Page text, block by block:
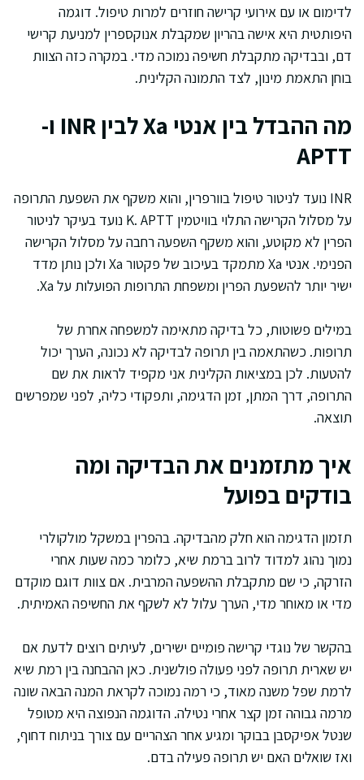
לדימום או עם אירועי קרישה חוזרים למרות טיפול. דוגמה
היפותטית היא אישה בהריון שמקבלת אנוקספרין למניעת קרישי
דם, ובבדיקה מתקבלת חשיפה נמוכה מדי. במקרה כזה הצוות
בוחן התאמת מינון, לצד התמונה הקלינית.
מה ההבדל בין אנטי Xa לבין INR ו-
APTT
INR נועד לניטור טיפול בוורפרין, והוא משקף את השפעת התרופה
על מסלול הקרישה התלוי בוויטמין K. APTT נועד בעיקר לניטור
הפרין לא מקוטע, והוא משקף השפעה רחבה על מסלול הקרישה
הפנימי. אנטי Xa מתמקד בעיכוב של פקטור Xa ולכן נותן מדד
ישיר יותר להשפעת הפרין ומשפחת התרופות הפועלות על Xa.
במילים פשוטות, כל בדיקה מתאימה למשפחה אחרת של
תרופות. כשהתאמה בין תרופה לבדיקה לא נכונה, הערך יכול
להטעות. לכן במציאות הקלינית אני מקפיד לראות את שם
התרופה, דרך המתן, זמן הדגימה, ותפקודי כליה, לפני שמפרשים
תוצאה.
איך מתזמנים את הבדיקה ומה
בודקים בפועל
תזמון הדגימה הוא חלק מהבדיקה. בהפרין במשקל מולקולרי
נמוך נהוג למדוד לרוב ברמת שיא, כלומר כמה שעות אחרי
הזרקה, כי שם מתקבלת ההשפעה המרבית. אם צוות דוגם מוקדם
מדי או מאוחר מדי, הערך עלול לא לשקף את החשיפה האמיתית.
בהקשר של נוגדי קרישה פומיים ישירים, לעיתים רוצים לדעת אם
יש שארית תרופה לפני פעולה פולשנית. כאן ההבחנה בין רמת שיא
לרמת שפל משנה מאוד, כי רמה נמוכה לקראת המנה הבאה שונה
מרמה גבוהה זמן קצר אחרי נטילה. הדוגמה הנפוצה היא מטופל
שנטל אפיקסבן בבוקר ומגיע אחר הצהריים עם צורך בניתוח דחוף,
ואז שואלים האם יש תרופה פעילה בדם.